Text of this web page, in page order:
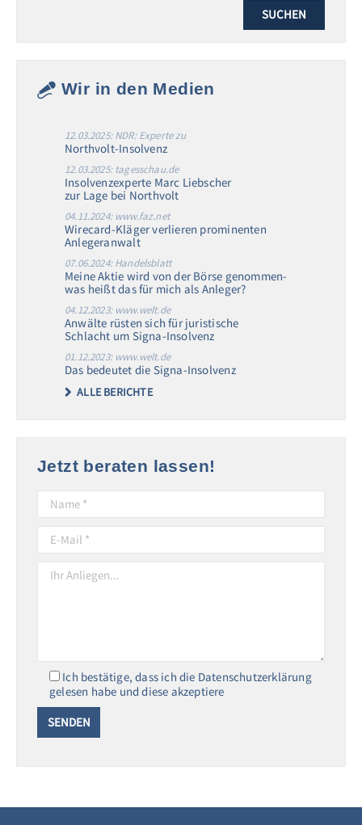
Wir in den Medien
12.03.2025: NDR: Experte zu
Northvolt-Insolvenz
12.03.2025: tagesschau.de
Insolvenzexperte Marc Liebscher
zur Lage bei Northvolt
04.11.2024: www.faz.net
Wirecard-Kläger verlieren prominenten
Anlegeranwalt
07.06.2024: Handelsblatt
Meine Aktie wird von der Börse genommen-
was heißt das für mich als Anleger?
04.12.2023: www.welt.de
Anwälte rüsten sich für juristische
Schlacht um Signa-Insolvenz
01.12.2023: www.welt.de
Das bedeutet die Signa-Insolvenz
ALLE BERICHTE
Jetzt beraten lassen!
Ich bestätige, dass ich die Datenschutzerklärung
gelesen habe und diese akzeptiere